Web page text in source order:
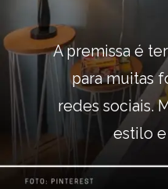
A premissa é
para muitas
redes sociais.
estilo